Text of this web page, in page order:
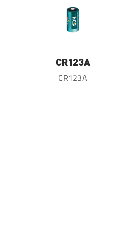
CR123A
CR123A